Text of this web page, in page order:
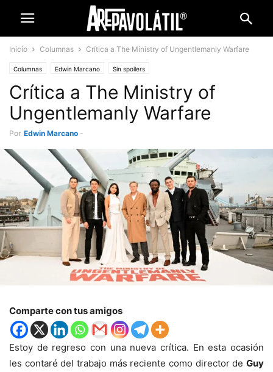
Inicio Columnas Crítica a The Ministry of Ungentlemanly Warfare
Columnas Edwin Marcano Sin spoilers
Crítica a The Ministry of
Ungentlemanly Warfare
Por Edwin Marcano -
Comparte con tus amigos
Estoy de regreso con una nueva crítica. En esta ocasión
les contaré del trabajo más reciente como director de Guy